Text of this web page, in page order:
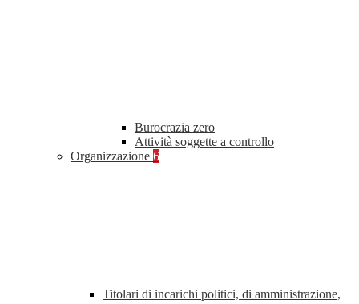
Burocrazia zero
Attività soggette a controllo
Organizzazione 6
Titolari di incarichi politici, di amministrazione,